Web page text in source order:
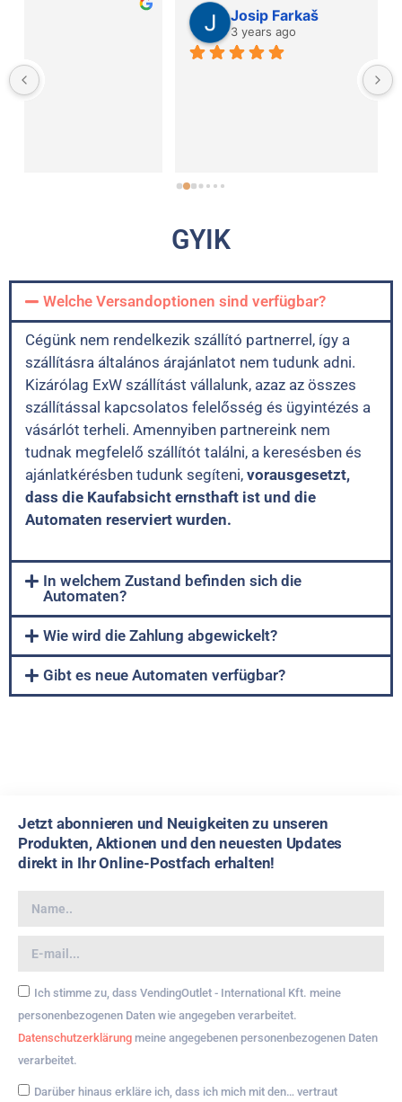
Josip Farkaš
GYIK
Welche Versandoptionen sind verfügbar?
Cégünk nem rendelkezik szállító partnerrel, így a
szállításra általános árajánlatot nem tudunk adni.
Kizárólag ExW szállítást vállalunk, azaz az összes
szállítással kapcsolatos felelősség és ügyintézés a
vásárlót terheli. Amennyiben partnereink nem
tudnak megfelelő szállítót találni, a keresésben és
ajánlatkérésben tudunk segíteni, vorausgesetzt,
dass die Kaufabsicht ernsthaft ist und die
Automaten reserviert wurden.
In welchem Zustand befinden sich die
Automaten?
Wie wird die Zahlung abgewickelt?
Gibt es neue Automaten verfügbar?
Jetzt abonnieren und Neuigkeiten zu unseren
Produkten, Aktionen und den neuesten Updates
direkt in Ihr Online-Postfach erhalten!
Ich stimme zu, dass VendingOutlet - International Kft. meine
personenbezogenen Daten wie angegeben verarbeitet.
Datenschutzerklärung meine angegebenen personenbezogenen Daten
verarbeitet.
Darüber hinaus erkläre ich, dass ich mich mit den… vertraut